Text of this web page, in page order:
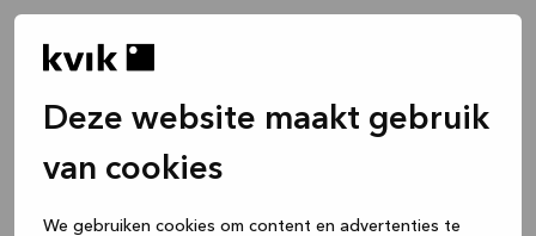
Deze website maakt gebruik
van cookies
We gebruiken cookies om content en advertenties te